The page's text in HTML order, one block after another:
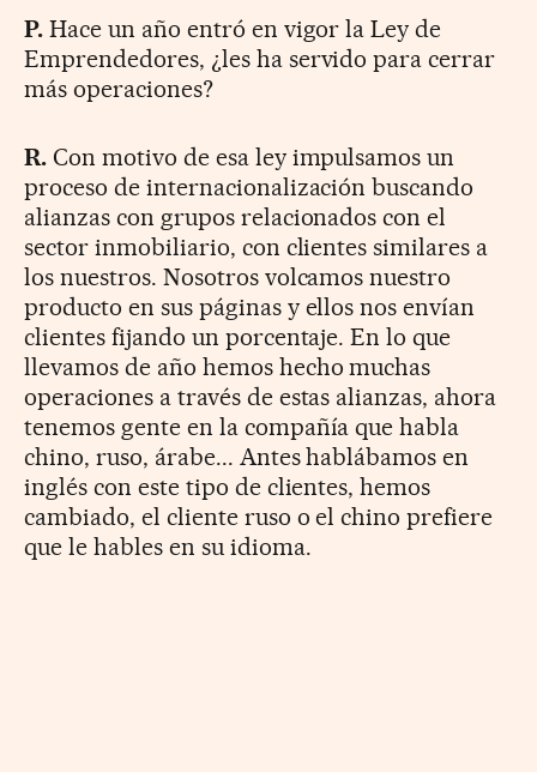
P.Hace un año entró en vigor la Ley de
Emprendedores, ¿les ha servido para cerrar
más operaciones?
R.Con motivo de esa ley impulsamos un
proceso de internacionalización buscando
alianzas con grupos relacionados con el
sector inmobiliario, con clientes similares a
los nuestros. Nosotros volcamos nuestro
producto en sus páginas y ellos nos envían
clientes fijando un porcentaje. En lo que
llevamos de año hemos hecho muchas
operaciones a través de estas alianzas, ahora
tenemos gente en la compañía que habla
chino, ruso, árabe... Antes hablábamos en
inglés con este tipo de clientes, hemos
cambiado, el cliente ruso o el chino prefiere
que le hables en su idioma.